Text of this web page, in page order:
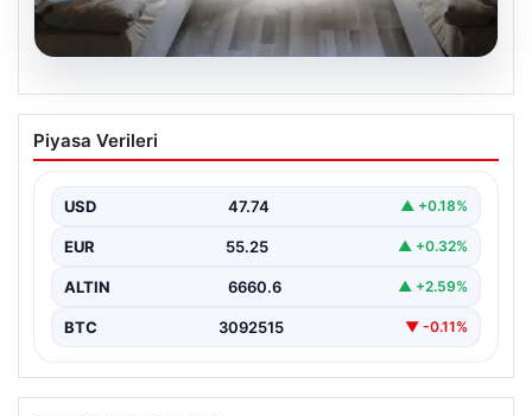
KYK Yurt başvuruları ne zaman? 2026
KYK Yurt ücreti aylık ne kadar?
Piyasa Verileri
USD 47.74 ▲ +0.18%
EUR 55.25 ▲ +0.32%
ALTIN 6660.6 ▲ +2.59%
BTC 3092515 ▼ -0.11%